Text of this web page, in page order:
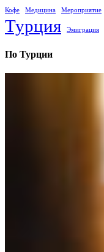
Кофе Медицина Мероприятие
Турция Эмиграция
По Турции